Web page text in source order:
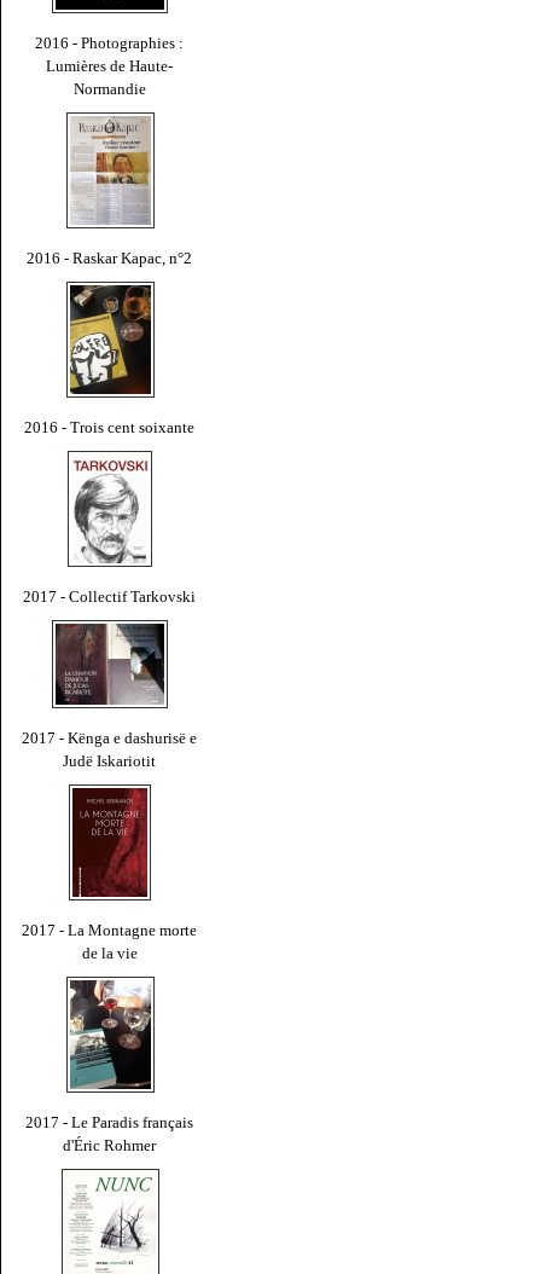
2016 - Photographies :
Lumières de Haute-
Normandie
2016 - Raskar Kapac, n°2
2016 - Trois cent soixante
2017 - Collectif Tarkovski
2017 - Kënga e dashurisë e
Judë Iskariotit
2017 - La Montagne morte
de la vie
2017 - Le Paradis français
d'Éric Rohmer